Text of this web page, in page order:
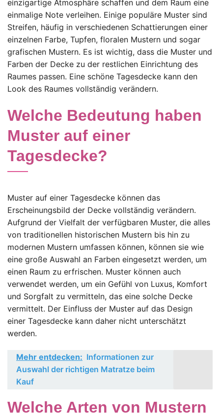
einzigartige Atmosphäre schaffen und dem Raum eine
einmalige Note verleihen. Einige populäre Muster sind
Streifen, häufig in verschiedenen Schattierungen einer
einzelnen Farbe, Tupfen, floralen Mustern und sogar
grafischen Mustern. Es ist wichtig, dass die Muster und
Farben der Decke zu der restlichen Einrichtung des
Raumes passen. Eine schöne Tagesdecke kann den
Look des Raumes vollständig verändern.
Welche Bedeutung haben
Muster auf einer
Tagesdecke?
Muster auf einer Tagesdecke können das
Erscheinungsbild der Decke vollständig verändern.
Aufgrund der Vielfalt der verfügbaren Muster, die alles
von traditionellen historischen Mustern bis hin zu
modernen Mustern umfassen können, können sie wie
eine große Auswahl an Farben eingesetzt werden, um
einen Raum zu erfrischen. Muster können auch
verwendet werden, um ein Gefühl von Luxus, Komfort
und Sorgfalt zu vermitteln, das eine solche Decke
vermittelt. Der Einfluss der Muster auf das Design
einer Tagesdecke kann daher nicht unterschätzt
werden.
Mehr entdecken: Informationen zur
Auswahl der richtigen Matratze beim
Kauf
Welche Arten von Mustern